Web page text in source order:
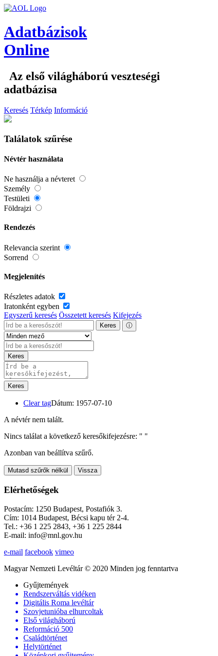
Adatbázisok
Online
Az első világháború veszteségi
adatbázisa
Keresés Térkép Információ
Találatok szűrése
Névtér használata
Ne használja a névteret
Személy
Testületi
Földrajzi
Rendezés
Relevancia szerint
Sorrend
Megjelenítés
Részletes adatok
Iratonként egyben
Egyszerű keresés Összetett keresés Kifejezés
Keres ⓘ
Keres
Keres
Clear tagDátum: 1957-07-10
A névtér nem talált.
Nincs találat a következő keresőkifejezésre: " "
Azonban van beállítva szűrő.
Mutasd szűrők nélkül Vissza
Elérhetőségek
Postacím: 1250 Budapest, Postafiók 3.
Cím: 1014 Budapest, Bécsi kapu tér 2-4.
Tel.: +36 1 225 2843, +36 1 225 2844
E-mail: info@mnl.gov.hu
e-mail facebook vimeo
Magyar Nemzeti Levéltár © 2020 Minden jog fenntartva
Gyűjtemények
Rendszerváltás vidéken
Digitális Roma levéltár
Szovjetunióba elhurcoltak
Első világháború
Reformáció 500
Családtörténet
Helytörténet